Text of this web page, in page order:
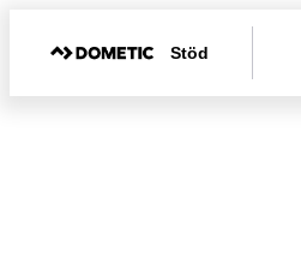
Stöd